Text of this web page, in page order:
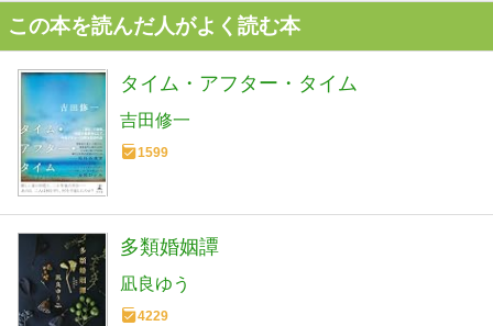
この本を読んだ人がよく読む本
タイム・アフター・タイム
吉田修一
1599
多類婚姻譚
凪良ゆう
4229